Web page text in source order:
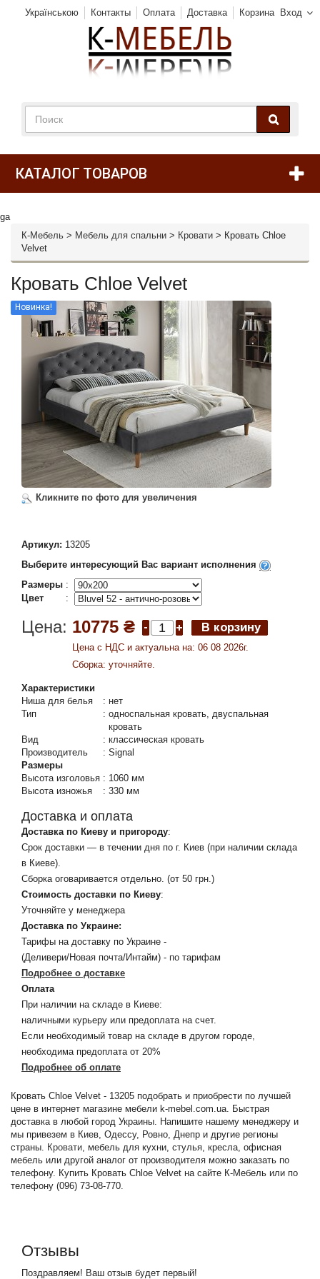
Вход
Українською Контакты Оплата Доставка Корзина
КАТАЛОГ ТОВАРОВ
ga
К-Мебель > Мебель для спальни > Кровати > Кровать Chloe
Velvet
Кровать Chloe Velvet
Новинка!
Кликните по фото для увеличения
Артикул: 13205
Выберите интересующий Вас вариант исполнения
Размеры :
Цвет
:
Цена: 10775 ₴
Цена c НДС и актуальна на: 06 08 2026г.
Сборка: уточняйте.
Характеристики
Ниша для белья
: нет
Тип
: односпальная кровать, двуспальная
кровать
Вид
: классическая кровать
Производитель
: Signal
Размеры
Высота изголовья : 1060 мм
Высота изножья
: 330 мм
Доставка и оплата
Доставка по Киеву и пригороду:
Срок доставки — в течении дня по г. Киев (при наличии склада
в Киеве).
Сборка оговаривается отдельно. (от 50 грн.)
Стоимость доставки по Киеву:
Уточняйте у менеджера
Доставка по Украине:
Тарифы на доставку по Украине -
(Деливери/Новая почта/Интайм) - по тарифам
Подробнее о доставке
Оплата
При наличии на складе в Киеве:
наличными курьеру или предоплата на счет.
Если необходимый товар на складе в другом городе,
необходима предоплата от 20%
Подробнее об оплате
Кровать Chloe Velvet - 13205 подобрать и приобрести по лучшей
цене в интернет магазине мебели k-mebel.com.ua. Быстрая
доставка в любой город Украины. Напишите нашему менеджеру и
мы привезем в Киев, Одессу, Ровно, Днепр и другие регионы
страны. Кровати, мебель для кухни, стулья, кресла, офисная
мебель или другой аналог от производителя можно заказать по
телефону. Купить Кровать Chloe Velvet на сайте К-Мебель или по
телефону (096) 73-08-770.
Отзывы
Поздравляем! Ваш отзыв будет первый!